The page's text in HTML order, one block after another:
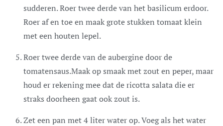
sudderen. Roer twee derde van het basilicum erdoor.
Roer af en toe en maak grote stukken tomaat klein
met een houten lepel.
Roer twee derde van de aubergine door de
tomatensaus.Maak op smaak met zout en peper, maar
houd er rekening mee dat de ricotta salata die er
straks doorheen gaat ook zout is.
Zet een pan met 4 liter water op. Voeg als het water